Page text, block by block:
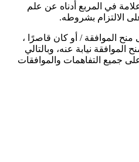
في المربع أدناه عن علم
الالتزام بشروطه.
الموافقة / أو كان قاصرًا ،
نيابة عنه، وبالتالي
جميع التفاهمات والموافقات